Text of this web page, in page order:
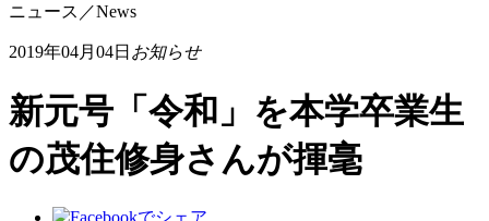
ニュース ／News
2019年04月04日 お知らせ
新元号「令和」を本学卒業生
の茂住修身さんが揮毫